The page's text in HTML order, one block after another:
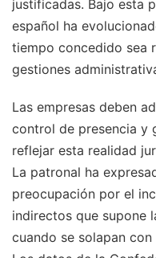
justificadas. Bajo esta
español ha
tiempo concedido sea
gestiones
Las empresas deben
control de presencia y
reflejar esta realidad
La patronal ha
preocupación por el
indirectos que supone
cuando se solapan